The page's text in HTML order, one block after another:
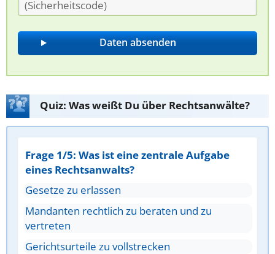
Quiz: Was weißt Du über Rechtsanwälte?
Frage 1/5: Was ist eine zentrale Aufgabe
eines Rechtsanwalts?
Gesetze zu erlassen
Mandanten rechtlich zu beraten und zu
vertreten
Gerichtsurteile zu vollstrecken